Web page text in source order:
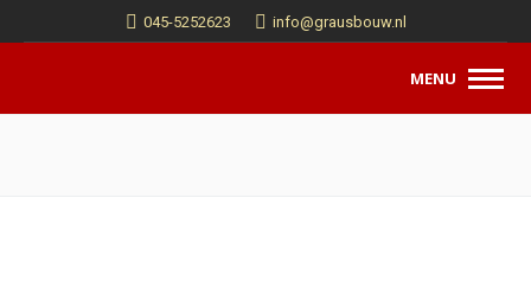
045-5252623 info@grausbouw.nl
MENU